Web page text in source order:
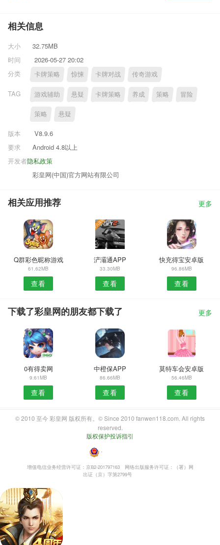
相关信息
大小
32.75MB
时间
2026-05-27 20:02
分类
卡牌策略 惊悚 卡牌对战 传奇游戏
TAG 游戏辅助 悬疑 卡牌策略 养成 策略 冒险
策略 悬疑
版本
V8.9.6
要求
Android 4.8以上
隐私政策
开发者
彩皇网(中国)官方网站有限公司
相关应用推荐 更多
Q群彩色昵称游戏
61.62MB
查看
浐灞通APP
33.30MB
查看
快充得宝安卓版
96.86MB
查看
下载了彩皇网的朋友都下载了 更多
0有得卖网
9.61MB
查看
中橙保APP
86.66MB
查看
莫特车会安卓版
56.46MB
查看
© 2010 至今 彩皇网 版权所有。© Since 2010 fanwen118.com. All rights
reserved.
版权保护投诉指引
・
增值电信业务经营许可证：京B2-201797163
网络出版服务许可证：（署）网
出证（京）字第2799号